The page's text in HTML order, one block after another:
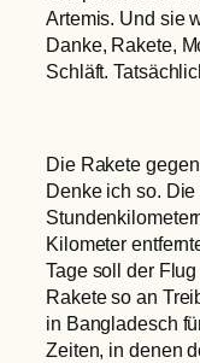
Artemis. Und sie
Danke, Rakete,
Schläft.
Die Rakete
Denke ich so.
Kilometer
Tage soll der
Rakete so an
in Bangladesch
Zeiten, in denen